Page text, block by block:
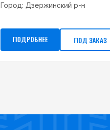
Город: Дзержинский р-н
ПОДРОБНЕЕ ПОД ЗАКАЗ